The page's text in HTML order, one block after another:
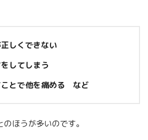
しくできない
してしまう
とで他を痛める
など
ほうが多いのです。